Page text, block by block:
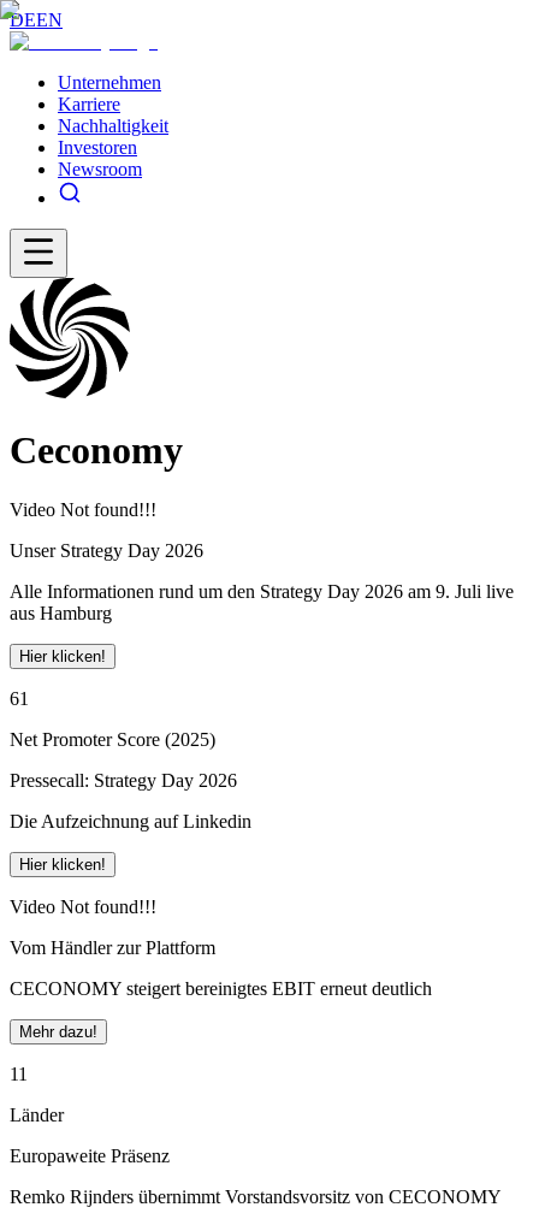
DEEN
Unternehmen
Karriere
Nachhaltigkeit
Investoren
Newsroom
Ceconomy
Video Not found!!!
Unser Strategy Day 2026
Alle Informationen rund um den Strategy Day 2026 am 9. Juli live
aus Hamburg
Hier klicken!
61
Net Promoter Score (2025)
Pressecall: Strategy Day 2026
Die Aufzeichnung auf Linkedin
Hier klicken!
Video Not found!!!
Vom Händler zur Plattform
CECONOMY steigert bereinigtes EBIT erneut deutlich
Mehr dazu!
11
Länder
Europaweite Präsenz
Remko Rijnders übernimmt Vorstandsvorsitz von CECONOMY